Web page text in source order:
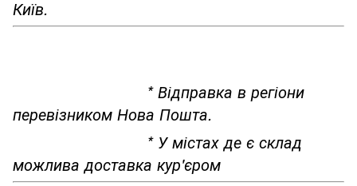
Київ.
* Відправка в регіони
перевізником Нова Пошта.
* У містах де є склад
можлива доставка кур'єром